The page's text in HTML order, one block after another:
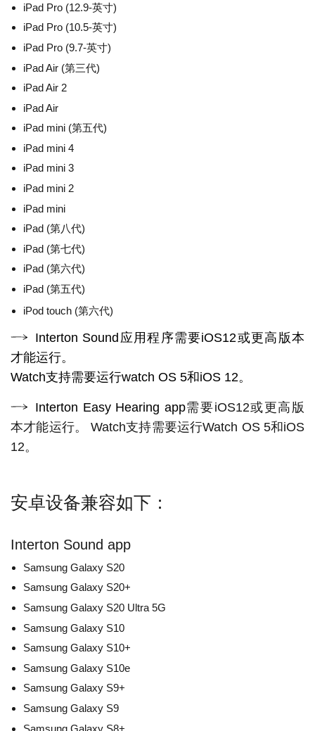
iPad Pro (12.9-英寸)
iPad Pro (10.5-英寸)
iPad Pro (9.7-英寸)
iPad Air (第三代)
iPad Air 2
iPad Air
iPad mini (第五代)
iPad mini 4
iPad mini 3
iPad mini 2
iPad mini
iPad (第八代)
iPad (第七代)
iPad (第六代)
iPad (第五代)
iPod touch (第六代)
Interton Sound应用程序需要iOS12或更高版本
才能运行。
Watch支持需要运行watch OS 5和iOS 12。
Interton Easy Hearing app需要iOS12或更高版
本才能运行。 Watch支持需要运行Watch OS 5和iOS
12。
安卓设备兼容如下：
Interton Sound app
Samsung Galaxy S20
Samsung Galaxy S20+
Samsung Galaxy S20 Ultra 5G
Samsung Galaxy S10
Samsung Galaxy S10+
Samsung Galaxy S10e
Samsung Galaxy S9+
Samsung Galaxy S9
Samsung Galaxy S8+